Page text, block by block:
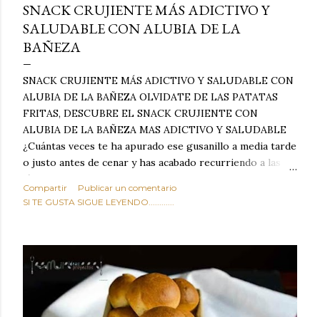
SNACK CRUJIENTE MÁS ADICTIVO Y
SALUDABLE CON ALUBIA DE LA
BAÑEZA
SNACK CRUJIENTE MÁS ADICTIVO Y SALUDABLE CON
ALUBIA DE LA BAÑEZA OLVIDATE DE LAS PATATAS
FRITAS, DESCUBRE EL SNACK CRUJIENTE CON
ALUBIA DE LA BAÑEZA MAS ADICTIVO Y SALUDABLE
¿Cuántas veces te ha apurado ese gusanillo a media tarde
o justo antes de cenar y has acabado recurriendo a las
típicas patatas de bolsa, frutos secos fritos o snacks
ultraprocesados llenos de grasas saturadas y sodio?
sabroso, con ese toque tostado y crujiente que tanto nos
satisface. Estas alubias crujientes al horno van a cambiar
por completo tu forma de ver las legumbres. Olvídate de
asociar las alubias únicamente a los guisos tradicionales y
copiosos de invierno. Con esta receta simple pero
Compartir
Publicar un comentario
SI TE GUSTA SIGUE LEYENDO............